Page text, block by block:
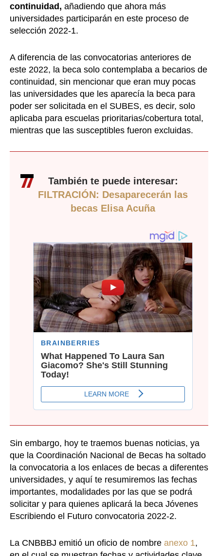
continuidad, añadiendo que ahora más
universidades participarán en este proceso de
selección 2022-1.
A diferencia de las convocatorias anteriores de
este 2022, la beca solo contemplaba a becarios de
continuidad, sin mencionar que eran muy pocas
las universidades que les aparecía la beca para
poder ser solicitada en el SUBES, es decir, solo
aplicaba para escuelas prioritarias/cobertura total,
mientras que las susceptibles fueron excluidas.
También te puede interesar:
FILTRACIÓN: Desaparecerán las
becas Elisa Acuña
Sin embargo, hoy te traemos buenas noticias, ya
que la Coordinación Nacional de Becas ha soltado
la convocatoria a los enlaces de becas a diferentes
universidades, y aquí te resumiremos las fechas
importantes, modalidades por las que se podrá
solicitar y para quienes aplicará la beca Jóvenes
Escribiendo el Futuro convocatoria 2022-2.
La CNBBBJ emitió un oficio de nombre anexo 1,